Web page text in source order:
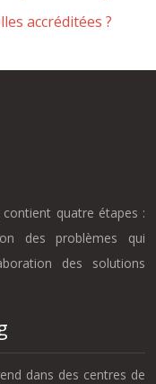
accréditées ?
quatre étapes :
des problèmes qui
des solutions
dans des centres de